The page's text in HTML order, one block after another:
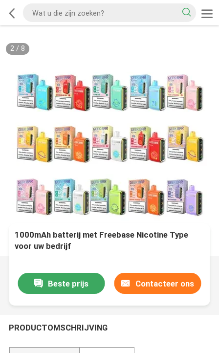
2/ 8
1000mAh batterij met Freebase Nicotine Type
voor uw bedrijf
Beste prijs Contacteer ons
PRODUCTOMSCHRIJVING